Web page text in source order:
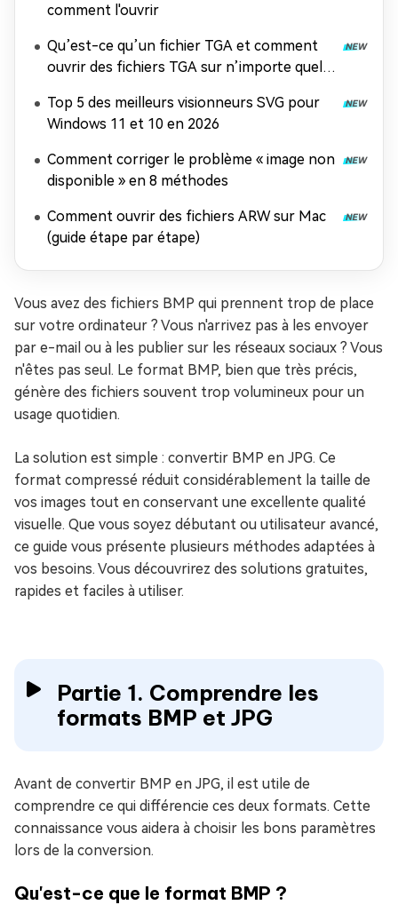
comment l'ouvrir
Qu’est-ce qu’un fichier TGA et comment
ouvrir des fichiers TGA sur n’importe quel
Top 5 des meilleurs visionneurs SVG pour
Windows 11 et 10 en 2026
Comment corriger le problème « image non
disponible » en 8 méthodes
Comment ouvrir des fichiers ARW sur Mac
(guide étape par étape)
Vous avez des fichiers BMP qui prennent trop de place
sur votre ordinateur ? Vous n'arrivez pas à les envoyer
par e-mail ou à les publier sur les réseaux sociaux ? Vous
n'êtes pas seul. Le format BMP, bien que très précis,
génère des fichiers souvent trop volumineux pour un
usage quotidien.
La solution est simple : convertir BMP en JPG. Ce
format compressé réduit considérablement la taille de
vos images tout en conservant une excellente qualité
visuelle. Que vous soyez débutant ou utilisateur avancé,
ce guide vous présente plusieurs méthodes adaptées à
vos besoins. Vous découvrirez des solutions gratuites,
rapides et faciles à utiliser.
Partie 1. Comprendre les
formats BMP et JPG
Avant de convertir BMP en JPG, il est utile de
comprendre ce qui différencie ces deux formats. Cette
connaissance vous aidera à choisir les bons paramètres
lors de la conversion.
Qu'est-ce que le format BMP ?